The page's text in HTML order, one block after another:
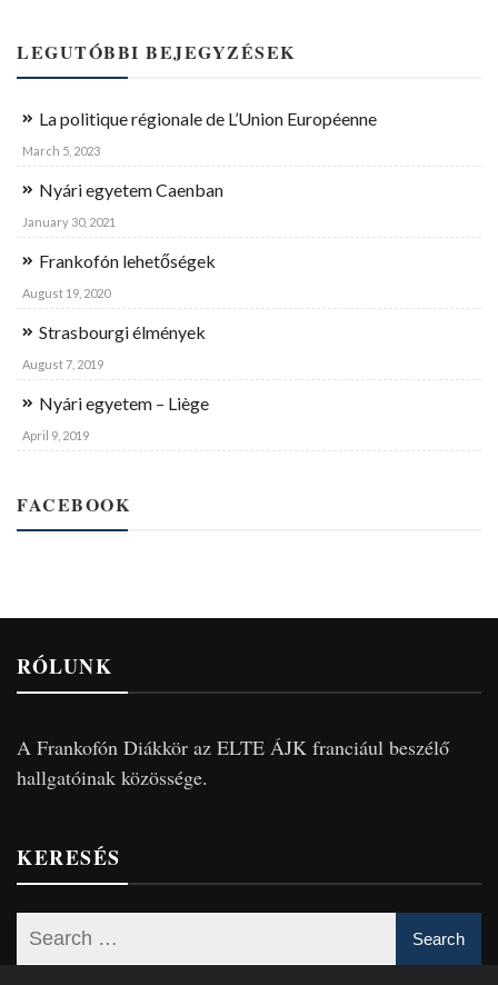
LEGUTÓBBI BEJEGYZÉSEK
La politique régionale de L’Union Européenne
March 5, 2023
Nyári egyetem Caenban
January 30, 2021
Frankofón lehetőségek
August 19, 2020
Strasbourgi élmények
August 7, 2019
Nyári egyetem – Liège
April 9, 2019
FACEBOOK
RÓLUNK
A Frankofón Diákkör az ELTE ÁJK franciául beszélő
hallgatóinak közössége.
KERESÉS